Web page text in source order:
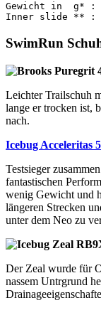
Gewicht in  g* :
SwimRun
Leichter Trailschuh
lange er trocken ist,
nach.
Icebug Acceleritas
Testsieger
fantastischen
wenig Gewicht und
längeren Strecken
unter dem Neo zu
Der Zeal wurde für
nassem Untrgrund